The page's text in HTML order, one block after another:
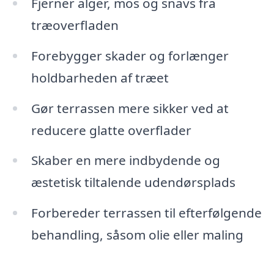
træoverfladen
Forebygger skader og forlænger
holdbarheden af træet
Gør terrassen mere sikker ved at
reducere glatte overflader
Skaber en mere indbydende og
æstetisk tiltalende udendørsplads
Forbereder terrassen til efterfølgende
behandling, såsom olie eller maling